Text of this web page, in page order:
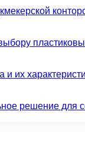
и их
решение для